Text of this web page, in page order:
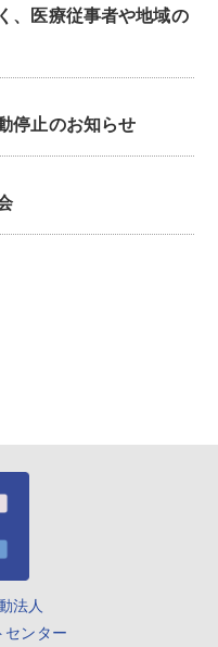
、医療従事者や地域の
停止のお知らせ
法人
センター